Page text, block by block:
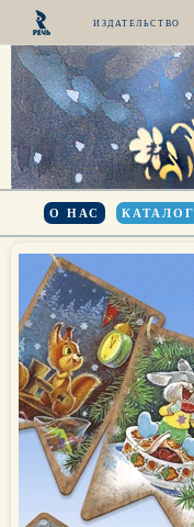
ИЗДАТЕЛЬСТВО
О НАС КАТАЛОГ